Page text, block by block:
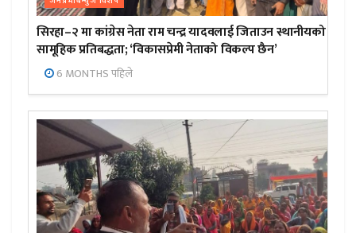
सिरहा–२ मा कांग्रेस नेता राम चन्द्र यादवलाई जिताउन स्थानीयको
सामूहिक प्रतिबद्धता; ‘विकासप्रेमी नेताको विकल्प छैन’
6 MONTHS पहिले